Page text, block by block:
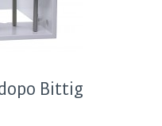
Bittig